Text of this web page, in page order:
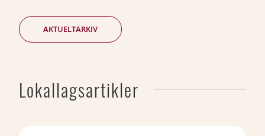
AKTUELTARKIV
Lokallagsartikler